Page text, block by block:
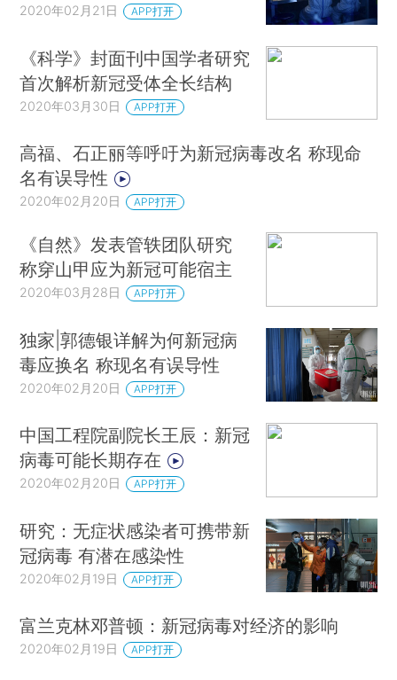
2020年02月21日 APP打开
《科学》封面刊中国学者研究
首次解析新冠受体全长结构
2020年03月30日 APP打开
高福、石正丽等呼吁为新冠病毒改名 称现命
名有误导性
2020年02月20日 APP打开
《自然》发表管轶团队研究
称穿山甲应为新冠可能宿主
2020年03月28日 APP打开
独家|郭德银详解为何新冠病
毒应换名 称现名有误导性
2020年02月20日 APP打开
中国工程院副院长王辰：新冠
病毒可能长期存在
2020年02月20日 APP打开
研究：无症状感染者可携带新
冠病毒 有潜在感染性
2020年02月19日 APP打开
富兰克林邓普顿：新冠病毒对经济的影响
2020年02月19日 APP打开